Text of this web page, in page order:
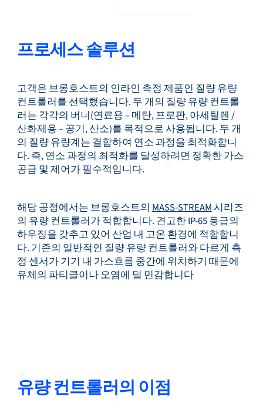
프로세스 솔루션
고객은 브롱호스트의 인라인 측정 제품인 질량 유량
컨트롤러를 선택했습니다. 두 개의 질량 유량 컨트롤
러는 각각의 버너(연료용 – 메탄, 프로판, 아세틸렌 /
산화제용 – 공기, 산소)를 목적으로 사용됩니다. 두 개
의 질량 유량계는 결합하여 연소 과정을 최적화합니
다. 즉, 연소 과정의 최적화를 달성하려면 정확한 가스
공급 및 제어가 필수적입니다.
해당 공정에서는 브롱호스트의MASS-STREAM시리즈
의 유량 컨트롤러가 적합합니다. 견고한 IP-65 등급의
하우징을 갖추고 있어 산업 내 고온 환경에 적합합니
다. 기존의 일반적인 질량 유량 컨트롤러와 다르게 측
정 센서가 기기 내 가스흐름 중간에 위치하기 때문에
유체의 파티클이나 오염에 덜 민감합니다
유량 컨트롤러의 이점